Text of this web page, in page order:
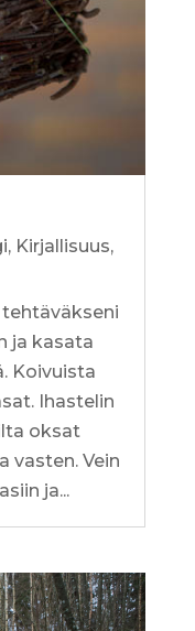
, Kirjallisuus,
ja kasata
Koivuista
Ihastelin
oksat
vasten. Vein
ja...